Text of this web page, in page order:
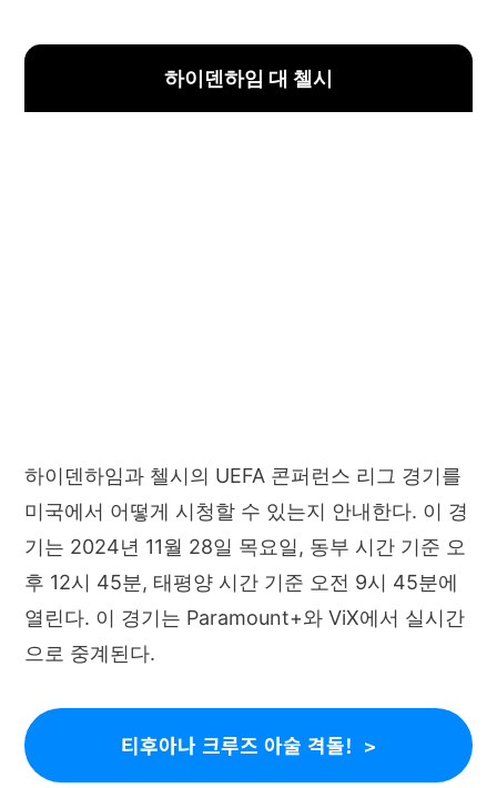
하이덴하임 대 첼시
하이덴하임과 첼시의 UEFA 콘퍼런스 리그 경기를
미국에서 어떻게 시청할 수 있는지 안내한다. 이 경
기는 2024년 11월 28일 목요일, 동부 시간 기준 오
후 12시 45분, 태평양 시간 기준 오전 9시 45분에
열린다. 이 경기는 Paramount+와 ViX에서 실시간
으로 중계된다.
티후아나 크루즈 아술 격돌!